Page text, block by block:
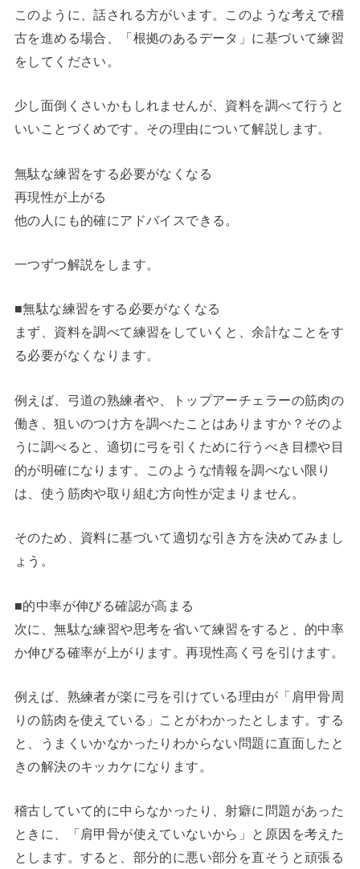
このように、話される方がいます。このような考えで稽
古を進める場合、「根拠のあるデータ」に基づいて練習
をしてください。
少し面倒くさいかもしれませんが、資料を調べて行うと
いいことづくめです。その理由について解説します。
無駄な練習をする必要がなくなる
再現性が上がる
他の人にも的確にアドバイスできる。
一つずつ解説をします。
■無駄な練習をする必要がなくなる
まず、資料を調べて練習をしていくと、余計なことをす
る必要がなくなります。
例えば、弓道の熟練者や、トップアーチェラーの筋肉の
働き、狙いのつけ方を調べたことはありますか？そのよ
うに調べると、適切に弓を引くために行うべき目標や目
的が明確になります。このような情報を調べない限り
は、使う筋肉や取り組む方向性が定まりません。
そのため、資料に基づいて適切な引き方を決めてみまし
ょう。
■的中率が伸びる確認が高まる
次に、無駄な練習や思考を省いて練習をすると、的中率
か伸びる確率が上がります。再現性高く弓を引けます。
例えば、熟練者が楽に弓を引けている理由が「肩甲骨周
りの筋肉を使えている」ことがわかったとします。する
と、うまくいかなかったりわからない問題に直面したと
きの解決のキッカケになります。
稽古していて的に中らなかったり、射癖に問題があった
ときに、「肩甲骨が使えていないから」と原因を考えた
とします。すると、部分的に悪い部分を直そうと頑張る